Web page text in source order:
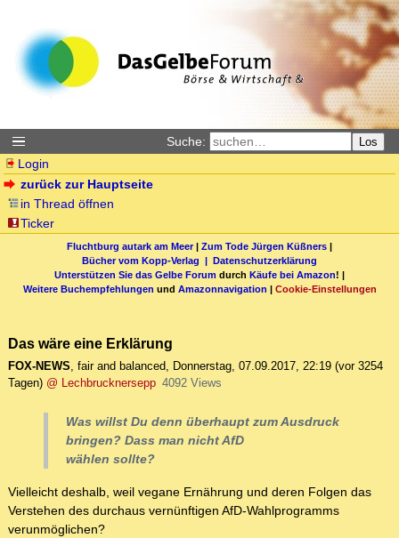
Suche: Los
Login
zurück zur Hauptseite
in Thread öffnen
Ticker
Fluchtburg autark am Meer| Zum Tode Jürgen Küßners |
Bücher vom Kopp-Verlag | Datenschutzerklärung
Unterstützen Sie das Gelbe Forum durch Käufe bei Amazon! |
Weitere Buchempfehlungen und Amazonnavigation | Cookie-Einstellungen
Das wäre eine Erklärung
FOX-NEWS, fair and balanced, Donnerstag, 07.09.2017, 22:19 (vor 3254
Tagen) @ Lechbrucknersepp 4092 Views
Was willst Du denn überhaupt zum Ausdruck
bringen? Dass man nicht AfD
wählen sollte?
Vielleicht deshalb, weil vegane Ernährung und deren Folgen das
Verstehen des durchaus vernünftigen AfD-Wahlprogramms
verunmöglichen?